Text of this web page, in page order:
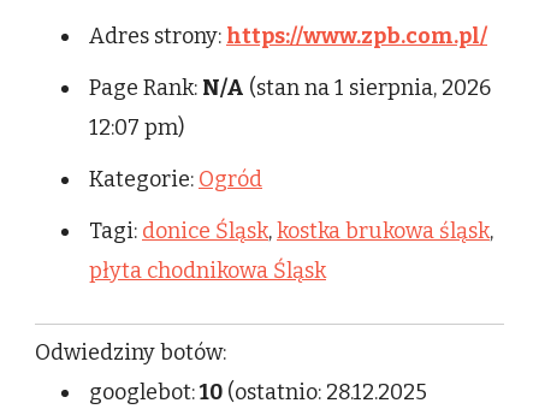
Adres strony: https://www.zpb.com.pl/
Page Rank: N/A (stan na 1 sierpnia, 2026
12:07 pm)
Kategorie: Ogród
Tagi: donice Śląsk,kostka brukowa śląsk,
płyta chodnikowa Śląsk
Odwiedziny botów:
googlebot:10 (ostatnio: 28.12.2025